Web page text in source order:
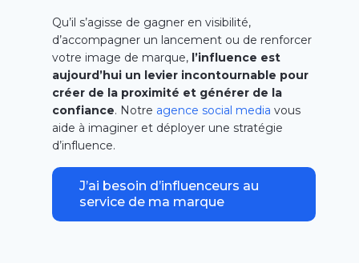
Qu’il s’agisse de gagner en visibilité,
d’accompagner un lancement ou de renforcer
votre image de marque, l’influence est
aujourd’hui un levier incontournable pour
créer de la proximité et générer de la
confiance. Notre agence social media vous
aide à imaginer et déployer une stratégie
d’influence.
J’ai besoin d’influenceurs au
service de ma marque